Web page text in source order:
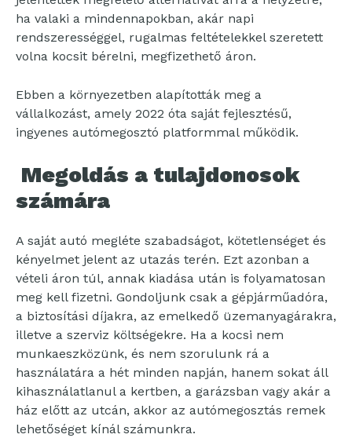
ha valaki a mindennapokban, akár napi
rendszerességgel, rugalmas feltételekkel szeretett
volna kocsit bérelni, megfizethető áron.
Ebben a környezetben alapították meg a
vállalkozást, amely 2022 óta saját fejlesztésű,
ingyenes autómegosztó platformmal működik.
Megoldás a tulajdonosok
számára
A saját autó megléte szabadságot, kötetlenséget és
kényelmet jelent az utazás terén. Ezt azonban a
vételi áron túl, annak kiadása után is folyamatosan
meg kell fizetni. Gondoljunk csak a gépjárműadóra,
a biztosítási díjakra, az emelkedő üzemanyagárakra,
illetve a szerviz költségekre. Ha a kocsi nem
munkaeszközünk, és nem szorulunk rá a
használatára a hét minden napján, hanem sokat áll
kihasználatlanul a kertben, a garázsban vagy akár a
ház előtt az utcán, akkor az autómegosztás remek
lehetőséget kínál számunkra.